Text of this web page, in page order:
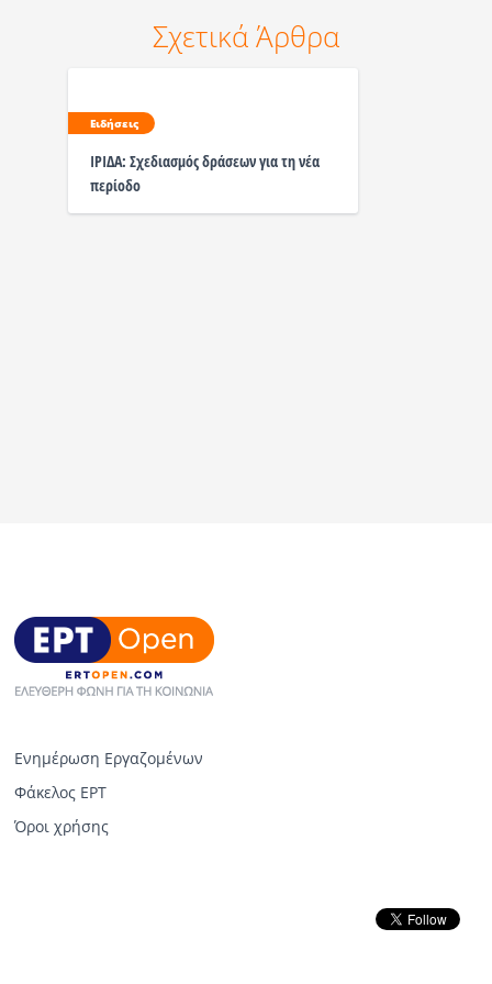
Σχετικά Άρθρα
Ειδήσεις
ΙΡΙΔΑ: Σχεδιασμός δράσεων για τη νέα
περίοδο
Ενημέρωση Εργαζομένων
Φάκελος ΕΡΤ
Όροι χρήσης